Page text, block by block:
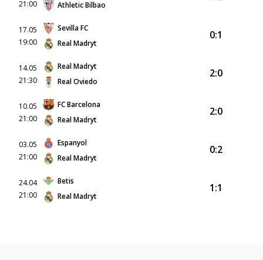
21:00
Athletic Bilbao
17.05
19:00
Sevilla FC
Real Madryt
0:1
14.05
21:30
Real Madryt
Real Oviedo
2:0
10.05
21:00
FC Barcelona
Real Madryt
2:0
03.05
21:00
Espanyol
Real Madryt
0:2
24.04
21:00
Betis
Real Madryt
1:1